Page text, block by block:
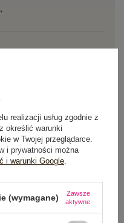
,
realizacji usług zgodnie z
określić warunki
w Twojej przeglądarce.
i prywatności można
i warunki Google.
(wymagane)
Zawsze
aktywne